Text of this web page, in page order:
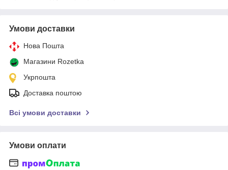
Умови доставки
Нова Пошта
Магазини Rozetka
Укрпошта
Доставка поштою
Всі умови доставки
Умови оплати